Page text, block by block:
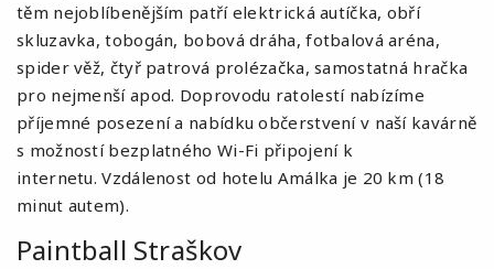
těm nejoblíbenějším patří elektrická autíčka, obří
skluzavka, tobogán, bobová dráha, fotbalová aréna,
spider věž, čtyř patrová prolézačka, samostatná hračka
pro nejmenší apod. Doprovodu ratolestí nabízíme
příjemné posezení a nabídku občerstvení v naší kavárně
s možností bezplatného Wi-Fi připojení k
internetu. Vzdálenost od hotelu Amálka je 20 km (18
minut autem).
Paintball Straškov